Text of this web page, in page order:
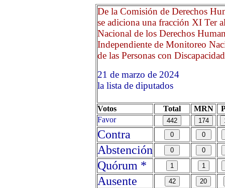
De la Comisión de Derechos
se adiciona una fracción XI Ter
Nacional de los Derechos
Independiente de Monitoreo
de las Personas con
21 de marzo de 2024
la lista de diputados
Votos Total MRN
Favor
Contra
Abstención
Quórum *
Ausente